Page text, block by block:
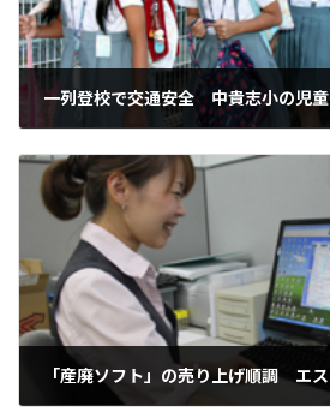
一列登校で交通安全 中貴志小の児
「産廃ソフト」の売り上げ順調 エ